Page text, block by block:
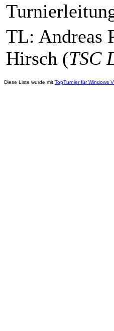
TL: Andreas
Hirsch (TSC
Diese Liste wurde mit TopTurnier für Windows